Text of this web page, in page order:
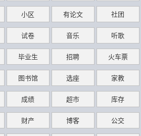
小区 有论文 社团
试卷 音乐 听歌
毕业生 招聘 火车票
图书馆 选座 家教
成绩 超市 库存
财产 博客 公交